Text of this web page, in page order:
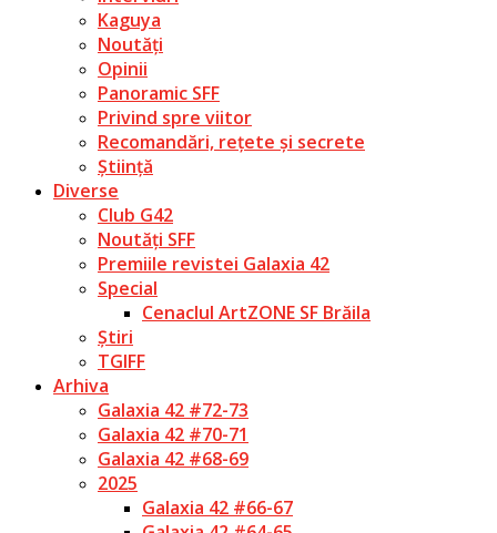
Kaguya
Noutăți
Opinii
Panoramic SFF
Privind spre viitor
Recomandări, rețete și secrete
Știință
Diverse
Club G42
Noutăți SFF
Premiile revistei Galaxia 42
Special
Cenaclul ArtZONE SF Brăila
Știri
TGIFF
Arhiva
Galaxia 42 #72-73
Galaxia 42 #70-71
Galaxia 42 #68-69
2025
Galaxia 42 #66-67